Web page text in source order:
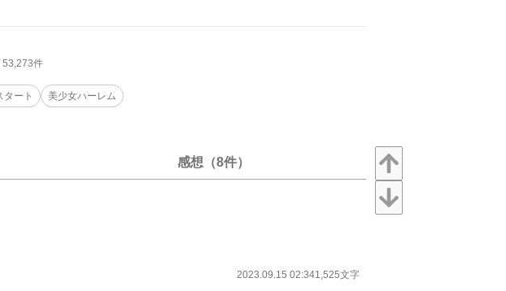
53,273件
タート 美少女ハーレム
感想（8件）
2023.09.15 02:341,525文字